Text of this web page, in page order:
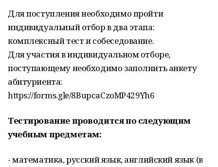
Для поступления необходимо пройти
индивидуальный отбор в два этапа:
комплексный тест и собеседование.
Для участия в индивидуальном отборе,
поступающему необходимо заполнить анкету
абитуриента:
https://forms.gle/8BupcaCzoMP429Yh6
Тестирование проводится по следующим
учебным предметам:
- математика, русский язык, английский язык (в